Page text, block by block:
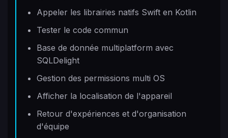
Appeler les librairies natifs Swift en Kotlin
Tester le code commun
Base de donnée multiplatform avec
SQLDelight
Gestion des permissions multi OS
Afficher la localisation de l'appareil
Retour d'expériences et d'organisation
d'équipe